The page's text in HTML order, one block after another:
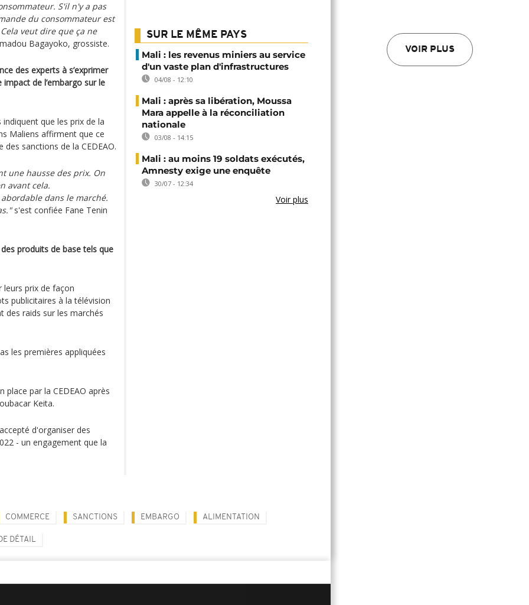
VOIR PLUS
S'il n'y a pas
du consommateur est
veut dire que ça ne
Bagayoko, grossiste.
des experts à s’exprimer
de l’embargo sur le
que les prix de la
Maliens affirment que ce
sanctions de la CEDEAO.
une hausse des prix. On
avant cela.
dans le marché.
s'est confiée Fane Tenin
produits de base tels que
leurs prix de façon
publicitaires à la télévision
raids sur les marchés
les premières appliquées
par la CEDEAO après
Keita.
d'organiser des
- un engagement que la
SUR LE MÊME PAYS
Mali : les revenus miniers au service
d'un vaste plan d'infrastructures
04/08 - 12:10
Mali : après sa libération, Moussa
Mara appelle à la réconciliation
nationale
03/08 - 14:15
Mali : au moins 19 soldats exécutés,
Amnesty exige une enquête
30/07 - 12:34
Voir plus
COMMERCE SANCTIONS EMBARGO ALIMENTATION
DÉTAIL